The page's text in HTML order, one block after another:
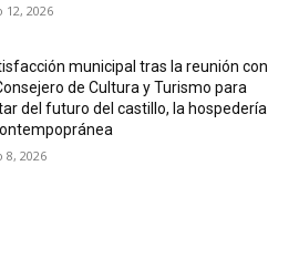
12, 2026
municipal tras la reunión con
de Cultura y Turismo para
del futuro del castillo, la hospedería
8, 2026